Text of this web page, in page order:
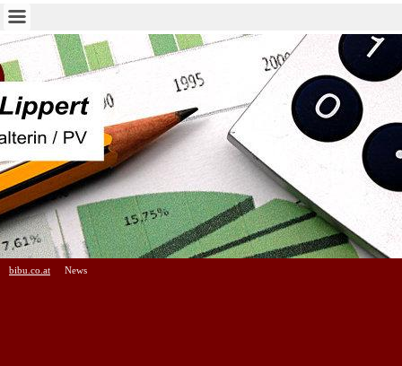
bibu.co.at News